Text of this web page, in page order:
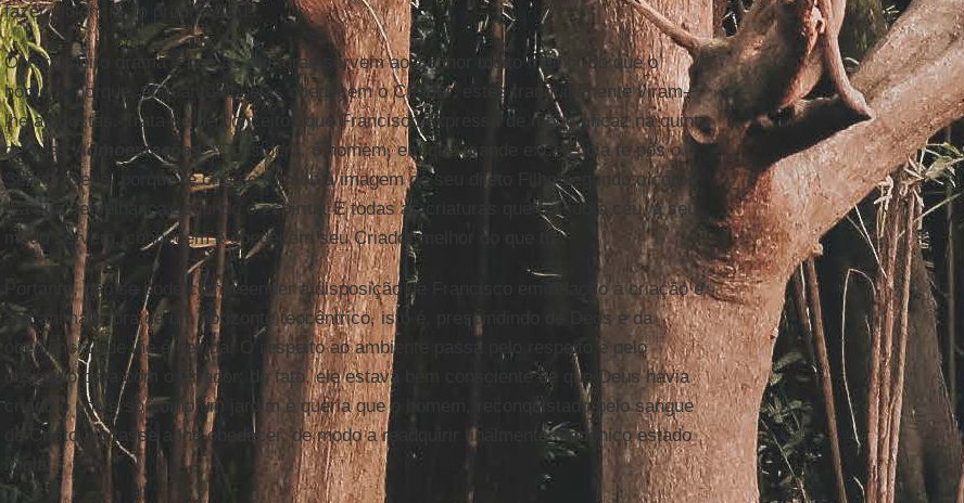
fazer violência ao próprio Deus.
O verdadeiro drama é que as criaturas servem ao Senhor muito melhor do que o
homem, porque, enquanto aquelas obedecem o Criador, estes tranquilamente viram-
lhe as costas. Trata-se de conceitos que Francisco expressa de modo eficaz na quinta
de suas
Admoestações: "Considera, ó homem, em que grande excelência te pôs o
Senhor Deus, porque te criou e formou à imagem de seu dileto Filho segundo o corpo
e à sua semelhança segundo o espírito. E todas as criaturas que há sob o céu, a seu
modo servem, conhecem e obedecem seu Criador melhor do que tu".
Portanto, não se pode compreender a disposição de Francisco em relação à criação e
aos animais fora de um horizonte teocêntrico, isto é, prescindindo de Deus e da
obediência que lhe é devida. O respeito ao ambiente passa pelo respeito e pelo
obséquio para com o Criador: de fato, ele estava bem consciente de que Deus havia
criado o universo como um jardim e queria que o homem, reconquistado pelo sangue
de Cristo, voltasse a lhe obedecer, de modo a readquirir finalmente o edênico estado
inicial.